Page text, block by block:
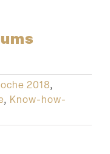
2018,
, Know-how-